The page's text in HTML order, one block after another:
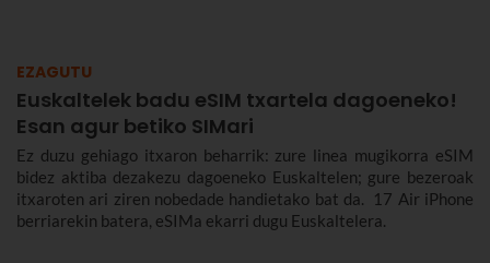
EZAGUTU
Euskaltelek badu eSIM txartela dagoeneko!
Esan agur betiko SIMari
Ez duzu gehiago itxaron beharrik: zure linea mugikorra eSIM
bidez aktiba dezakezu dagoeneko Euskaltelen; gure bezeroak
itxaroten ari ziren nobedade handietako bat da. 17 Air iPhone
berriarekin batera, eSIMa ekarri dugu Euskaltelera.